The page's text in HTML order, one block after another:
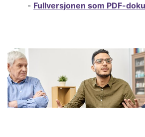
- Fullversjonen som PDF-